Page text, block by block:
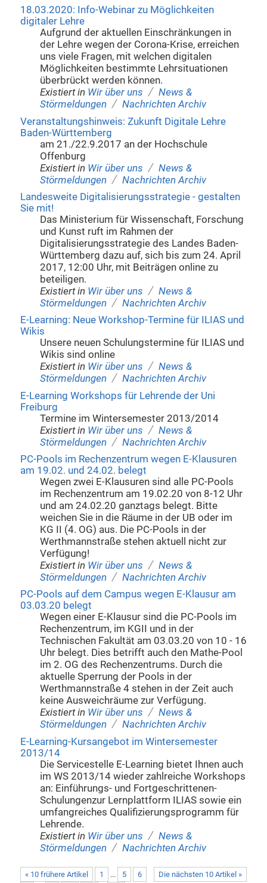
18.03.2020: Info-Webinar zu Möglichkeiten
digitaler Lehre
Aufgrund der aktuellen Einschränkungen in
der Lehre wegen der Corona-Krise, erreichen
uns viele Fragen, mit welchen digitalen
Möglichkeiten bestimmte Lehrsituationen
überbrückt werden können.
Existiert in Wir über uns / News &
Störmeldungen / Nachrichten Archiv
Veranstaltungshinweis: Zukunft Digitale Lehre
Baden-Württemberg
am 21./22.9.2017 an der Hochschule
Offenburg
Existiert in Wir über uns / News &
Störmeldungen / Nachrichten Archiv
Landesweite Digitalisierungsstrategie - gestalten
Sie mit!
Das Ministerium für Wissenschaft, Forschung
und Kunst ruft im Rahmen der
Digitalisierungsstrategie des Landes Baden-
Württemberg dazu auf, sich bis zum 24. April
2017, 12:00 Uhr, mit Beiträgen online zu
beteiligen.
Existiert in Wir über uns / News &
Störmeldungen / Nachrichten Archiv
E-Learning: Neue Workshop-Termine für ILIAS und
Wikis
Unsere neuen Schulungstermine für ILIAS und
Wikis sind online
Existiert in Wir über uns / News &
Störmeldungen / Nachrichten Archiv
E-Learning Workshops für Lehrende der Uni
Freiburg
Termine im Wintersemester 2013/2014
Existiert in Wir über uns / News &
Störmeldungen / Nachrichten Archiv
PC-Pools im Rechenzentrum wegen E-Klausuren
am 19.02. und 24.02. belegt
Wegen zwei E-Klausuren sind alle PC-Pools
im Rechenzentrum am 19.02.20 von 8-12 Uhr
und am 24.02.20 ganztags belegt. Bitte
weichen Sie in die Räume in der UB oder im
KG II (4. OG) aus. Die PC-Pools in der
Werthmannstraße stehen aktuell nicht zur
Verfügung!
Existiert in Wir über uns / News &
Störmeldungen / Nachrichten Archiv
PC-Pools auf dem Campus wegen E-Klausur am
03.03.20 belegt
Wegen einer E-Klausur sind die PC-Pools im
Rechenzentrum, im KGII und in der
Technischen Fakultät am 03.03.20 von 10 - 16
Uhr belegt. Dies betrifft auch den Mathe-Pool
im 2. OG des Rechenzentrums. Durch die
aktuelle Sperrung der Pools in der
Werthmannstraße 4 stehen in der Zeit auch
keine Ausweichräume zur Verfügung.
Existiert in Wir über uns / News &
Störmeldungen / Nachrichten Archiv
E-Learning-Kursangebot im Wintersemester
2013/14
Die Servicestelle E-Learning bietet Ihnen auch
im WS 2013/14 wieder zahlreiche Workshops
an: Einführungs- und Fortgeschrittenen-
Schulungenzur Lernplattform ILIAS sowie ein
umfangreiches Qualifizierungsprogramm für
Lehrende.
Existiert in Wir über uns / News &
Störmeldungen / Nachrichten Archiv
« 10 frühere Artikel Die nächsten 10 Artikel »
1 ... 5 6